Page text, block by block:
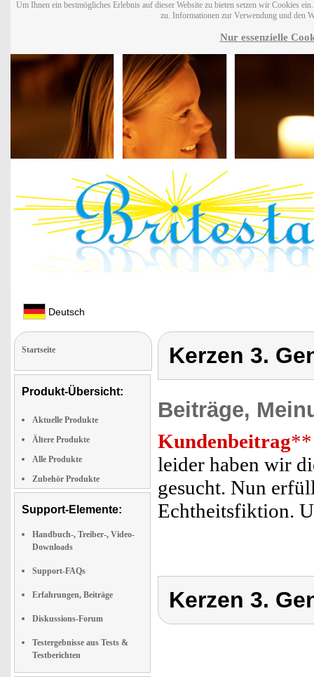
Um Ihnen ein bestmögliches Erlebnis auf dieser Website zu bieten setzen wir Cookies
zu. Informationen zur Verwendung und den
Nur essenzielle
Deutsch
Startseite
Produkt-Übersicht:
Aktuelle Produkte
Ältere Produkte
Alle Produkte
Zubehör Produkte
Support-Elemente:
Handbuch-, Treiber-, Video-
Downloads
Support-FAQs
Erfahrungen, Beiträge
Diskussions-Forum
Testergebnisse aus Tests &
Testberichten
Kerzen 3.
Beiträge,
Kundenbeitrag**
leider haben wir
gesucht. Nun
Echtheitsfiktion.
Kerzen 3.